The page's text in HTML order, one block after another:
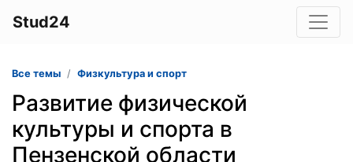
Stud24
Все темы Физкультура и спорт
Развитие физической
культуры и спорта в
Пензенской области